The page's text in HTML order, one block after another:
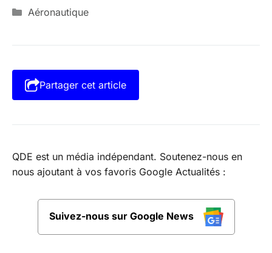
Catégories
Aéronautique
Partager cet article
QDE est un média indépendant. Soutenez-nous en
nous ajoutant à vos favoris Google Actualités :
Suivez-nous sur Google News